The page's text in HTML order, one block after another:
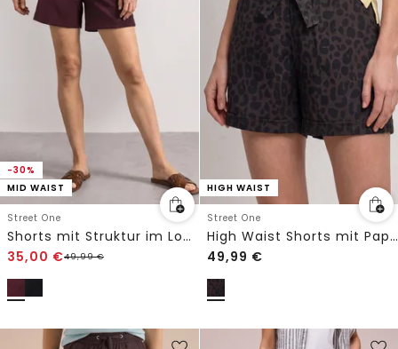
-30%
MID WAIST
Street One
Shorts mit Struktur im Loose Fit
35,00 €49,99€
HIGH WAIST
Street One
High Waist Shorts mit Paperbag-Bund
49,99 €